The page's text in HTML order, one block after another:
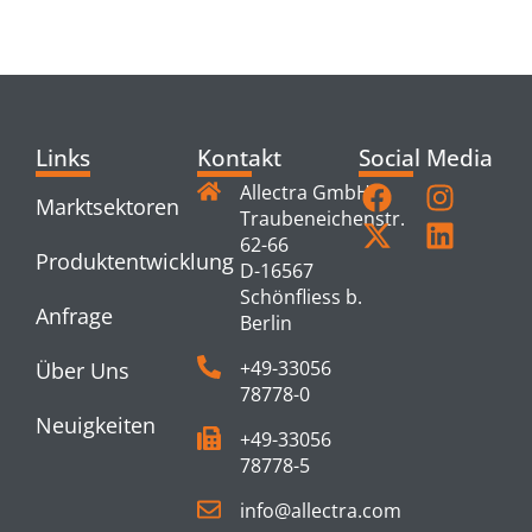
Links
Marktsektoren
Produktentwicklung
Anfrage
Über Uns
Neuigkeiten
Kontakt
Allectra GmbH
Traubeneichenstr.
62-66
D-16567
Schönfliess b.
Berlin
+49-33056
78778-0
+49-33056
78778-5
info@allectra.com
Social Media